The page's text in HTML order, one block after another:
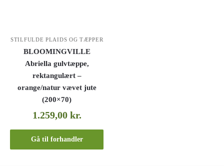
STILFULDE PLAIDS OG TÆPPER
BLOOMINGVILLE
Abriella gulvtæppe,
rektangulært –
orange/natur vævet jute
(200×70)
1.259,00 kr.
Gå til forhandler